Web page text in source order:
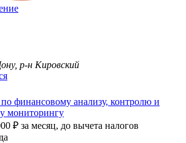
р-н Кировский
финансовому анализу, контролю и
мониторингу
₽ за месяц, до вычета налогов